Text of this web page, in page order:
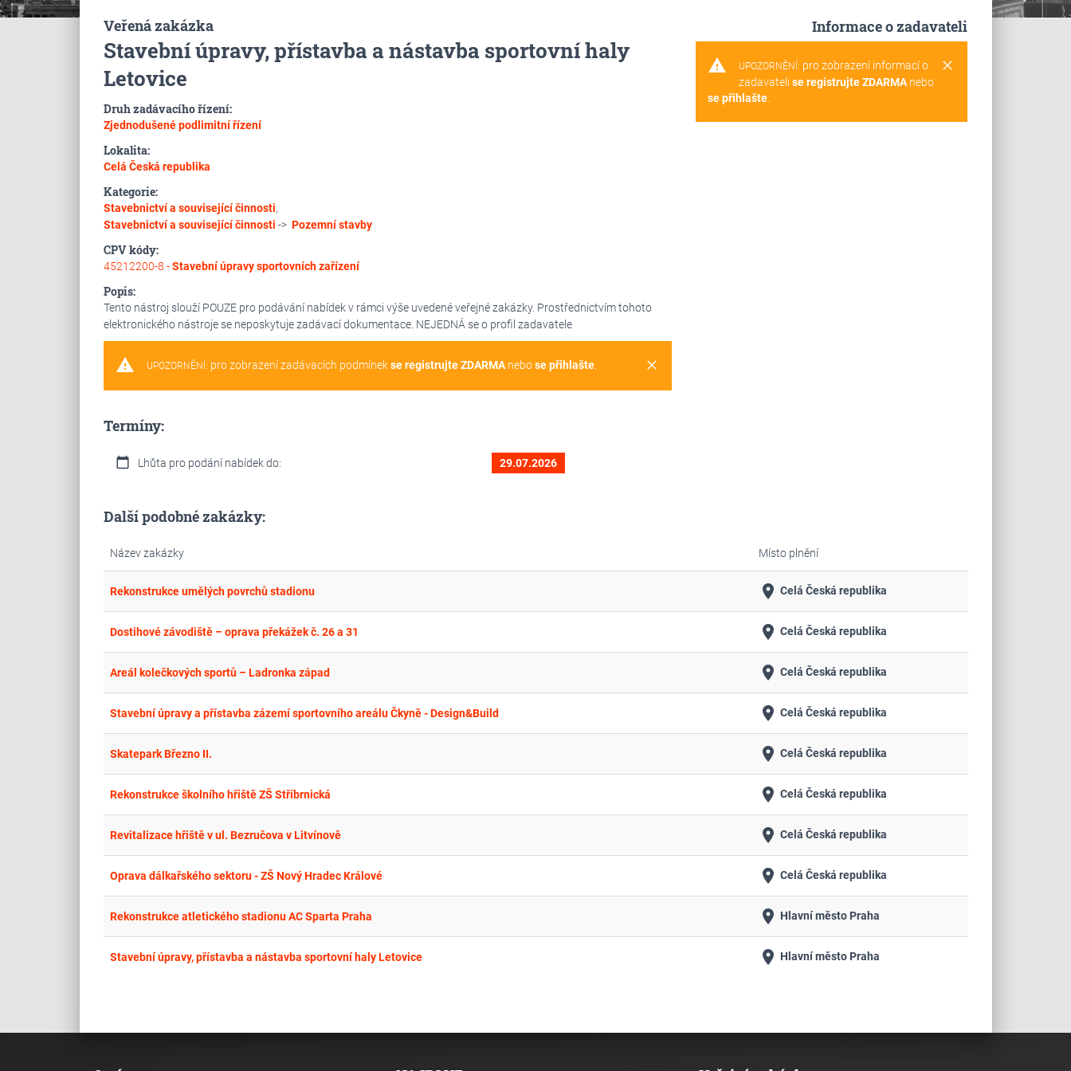
Veřená zakázka
Stavební úpravy, přístavba a nástavba sportovní haly
Letovice
Druh zadávacího řízení:
Zjednodušené podlimitní řízení
Lokalita:
Celá Česká republika
Kategorie:
Stavebnictví a související činnosti,
Stavebnictví a související činnosti -> Pozemní stavby
CPV kódy:
45212200-8 -Stavební úpravy sportovních zařízení
Popis:
Tento nástroj slouží POUZE pro podávání nabídek v rámci výše uvedené veřejné zakázky. Prostřednictvím tohoto
elektronického nástroje se neposkytuje zadávací dokumentace. NEJEDNÁ se o profil zadavatele
warning clear
UPOZORNĚNÍ: pro zobrazení zadávacích podmínekse registrujte ZDARMAnebose přihlašte.
Termíny:
calendar_today Lhůta pro podání nabídek do: 29.07.2026
Informace o zadavateli
warning clear
UPOZORNĚNÍ: pro zobrazení informací o
zadavateli se registrujte ZDARMAnebo
se přihlašte.
Další podobné zakázky:
Název zakázky Místo plnění
Rekonstrukce umělých povrchů stadionu place Celá Česká republika
Dostihové závodiště – oprava překážek č. 26 a 31 place Celá Česká republika
Areál kolečkových sportů – Ladronka západ place Celá Česká republika
Stavební úpravy a přístavba zázemí sportovního areálu Čkyně - Design&Build place Celá Česká republika
Skatepark Březno II. place Celá Česká republika
Rekonstrukce školního hřiště ZŠ Stříbrnická place Celá Česká republika
Revitalizace hřiště v ul. Bezručova v Litvínově place Celá Česká republika
Oprava dálkařského sektoru - ZŠ Nový Hradec Králové place Celá Česká republika
Rekonstrukce atletického stadionu AC Sparta Praha place Hlavní město Praha
Stavební úpravy, přístavba a nástavba sportovní haly Letovice place Hlavní město Praha